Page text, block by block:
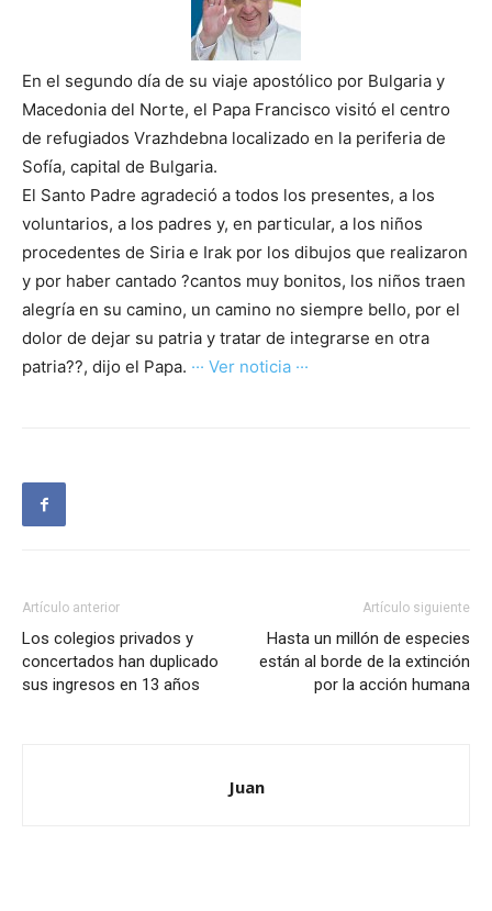
En el segundo día de su viaje apostólico por Bulgaria y
Macedonia del Norte, el Papa Francisco visitó el centro
de refugiados Vrazhdebna localizado en la periferia de
Sofía, capital de Bulgaria.
El Santo Padre agradeció a todos los presentes, a los
voluntarios, a los padres y, en particular, a los niños
procedentes de Siria e Irak por los dibujos que realizaron
y por haber cantado ?cantos muy bonitos, los niños traen
alegría en su camino, un camino no siempre bello, por el
dolor de dejar su patria y tratar de integrarse en otra
patria??, dijo el Papa. ··· Ver noticia ···
Artículo anterior
Los colegios privados y
concertados han duplicado
sus ingresos en 13 años
Artículo siguiente
Hasta un millón de especies
están al borde de la extinción
por la acción humana
Juan